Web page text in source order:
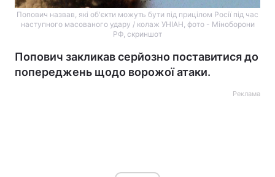
Попович назвав, які об'єкти можуть бути під прицілом Росії під час
наступного масованого удару / колаж УНІАН, фото - Міноборони
РФ, скриншот
Попович закликав серйозно поставитися до
попереджень щодо ворожої атаки.
Реклама